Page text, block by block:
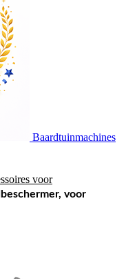
Baardtuinmachines
voor
voor